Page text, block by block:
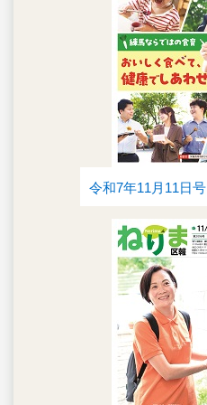
令和7年11月11日号